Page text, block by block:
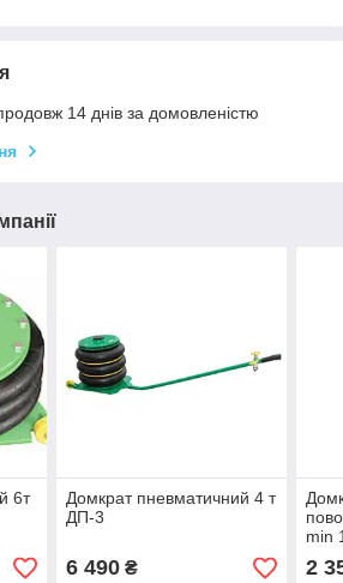
14 днів за домовленістю
6т
Домкрат пневматичний 4 т
ДП-3
6 490₴
min
2